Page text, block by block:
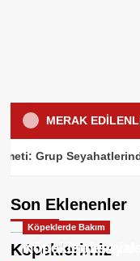
MERAK
Grup Seyahatlerinde
Son Eklenenler
admin2 29 Eylül 2025
Köpeklerimiz
Köpeklerde Bakım
Köpeklerde Ayak
Köpeklerde Bakım
Köpek
4